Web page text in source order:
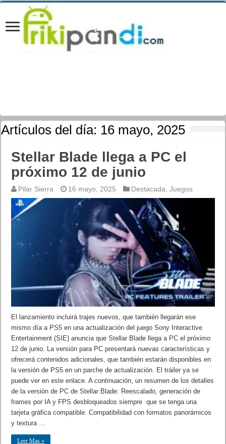
Artículos del día: 16 mayo, 2025
Stellar Blade llega a PC el
próximo 12 de junio
Pilar Sierra 16 mayo, 2025 Destacada ,Juegos
El lanzamiento incluirá trajes nuevos, que también llegarán ese
mismo día a PS5 en una actualización del juego Sony Interactive
Entertainment (SIE) anuncia que Stellar Blade llega a PC el próximo
12 de junio. La versión para PC presentará nuevas características y
ofrecerá contenidos adicionales, que también estarán disponibles en
la versión de PS5 en un parche de actualización. El tráiler ya se
puede ver en este enlace. A continuación, un resumen de los detalles
de la versión de PC de Stellar Blade: Reescalado, generación de
frames por IA y FPS desbloqueados siempre que se tenga una
tarjeta gráfica compatible. Compatibilidad con formatos panorámicos
y textura …
Leer Mas »